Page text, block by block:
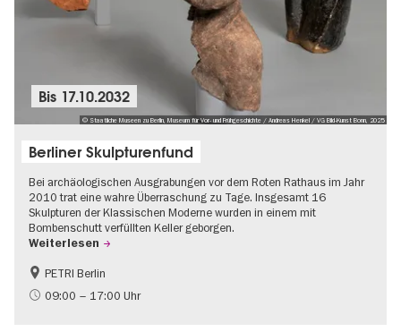
© Staatliche Museen zu Berlin, Museum für Vor- und Frühgeschichte / Andreas Henkel / VG Bild-Kunst Bonn, 2025
Bis 17.10.2032
Berliner Skulpturenfund
Bei archäologischen Ausgrabungen vor dem Roten Rathaus im Jahr
2010 trat eine wahre Überraschung zu Tage. Insgesamt 16
Skulpturen der Klassischen Moderne wurden in einem mit
Bombenschutt verfüllten Keller geborgen.
Weiterlesen
NS-Geschichte
PETRI Berlin
09:00 – 17:00 Uhr